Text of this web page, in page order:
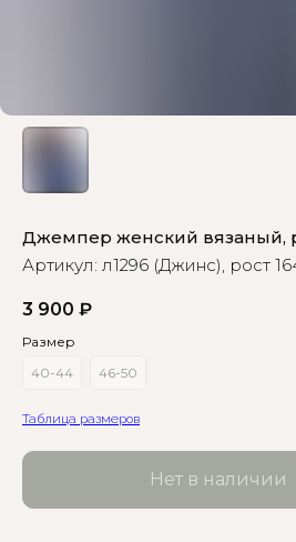
Джемпер женский вязаный,
Артикул: л1296 (Джинс), рост
3 900 ₽
Размер
40-44
46-50
Таблица размеров
Нет в наличии
Нажмите сюда, чтобы
посмотреть размерную